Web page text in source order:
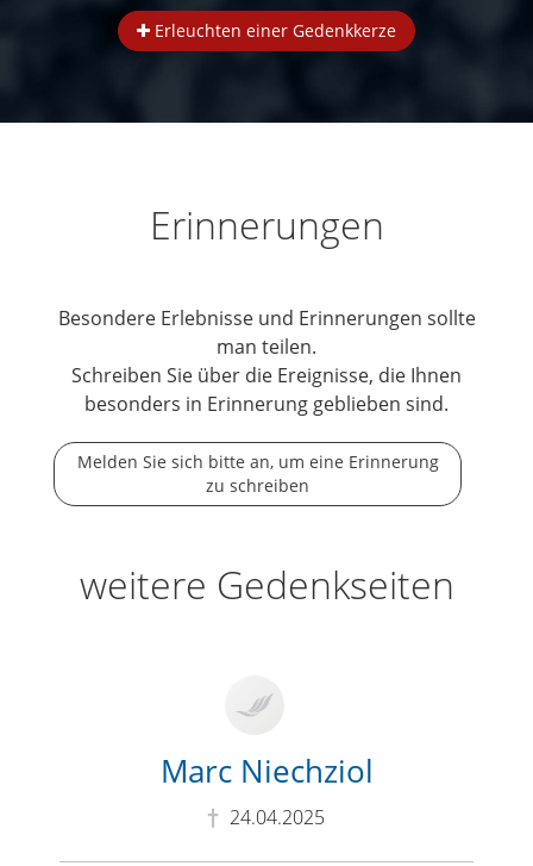
Erleuchten einer Gedenkkerze
Erinnerungen
Besondere Erlebnisse und Erinnerungen sollte
man teilen.
Schreiben Sie über die Ereignisse, die Ihnen
besonders in Erinnerung geblieben sind.
Melden Sie sich bitte an, um eine Erinnerung
zu schreiben
weitere Gedenkseiten
Marc Niechziol
24.04.2025